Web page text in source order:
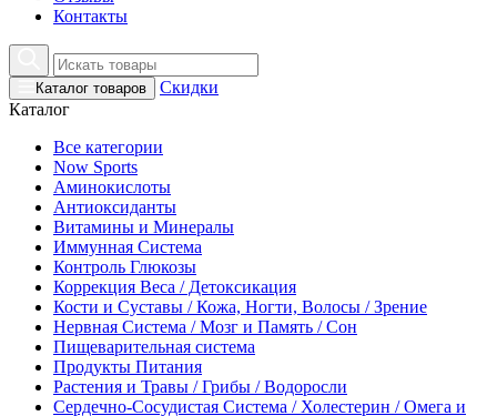
Контакты
Каталог товаров
Скидки
Каталог
Все категории
Now Sports
Аминокислоты
Антиоксиданты
Витамины и Минералы
Иммунная Система
Контроль Глюкозы
Коррекция Веса / Детоксикация
Кости и Суставы / Кожа, Ногти, Волосы / Зрение
Нервная Система / Мозг и Память / Сон
Пищеварительная система
Продукты Питания
Растения и Травы / Грибы / Водоросли
Сердечно-Сосудистая Система / Холестерин / Омега и